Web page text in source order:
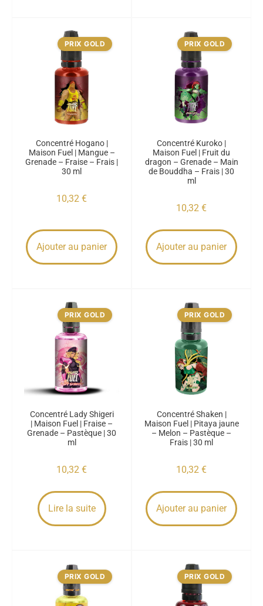
PRIX GOLD
Concentré Hogano |
Maison Fuel | Mangue –
Grenade – Fraise – Frais |
30 ml
10,32 €
Ajouter au panier
PRIX GOLD
Concentré Kuroko |
Maison Fuel | Fruit du
dragon – Grenade – Main
de Bouddha – Frais | 30
ml
10,32 €
Ajouter au panier
PRIX GOLD
Concentré Lady Shigeri
| Maison Fuel | Fraise –
Grenade – Pastèque | 30
ml
10,32 €
Lire la suite
PRIX GOLD
Concentré Shaken |
Maison Fuel | Pitaya jaune
– Melon – Pastèque –
Frais | 30 ml
10,32 €
Ajouter au panier
PRIX GOLD PRIX GOLD